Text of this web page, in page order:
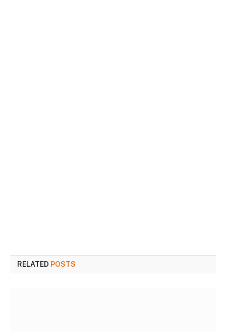
RELATED POSTS